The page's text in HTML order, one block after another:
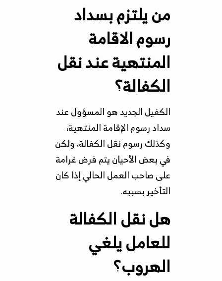
من يلتزم بسداد
رسوم الاقامة
المنتهية عند نقل
الكفالة؟
الكفيل الجديد هو المسؤول عند
سداد رسوم الإقامة المنتهية،
وكذلك رسوم نقل الكفالة، ولكن
في بعض الأحيان يتم فرض غرامة
على صاحب العمل الحالي إذا كان
التأخير بسببه.
هل نقل الكفالة
للعامل يلغي
الهروب؟